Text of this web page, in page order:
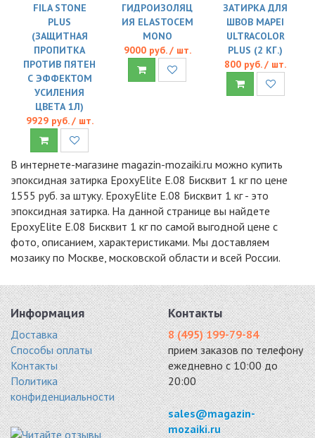
FILA STONE
PLUS
(ЗАЩИТНАЯ
ПРОПИТКА
ПРОТИВ ПЯТЕН
С ЭФФЕКТОМ
УСИЛЕНИЯ
ЦВЕТА 1Л)
9929 руб. / шт.
ГИДРОИЗОЛЯЦ
ИЯ ELASTOCEM
MONO
9000 руб. / шт.
ЗАТИРКА ДЛЯ
ШВОВ MAPEI
ULTRACOLOR
PLUS (2 КГ.)
800 руб. / шт.
В интернете-магазине magazin-mozaiki.ru можно купить
эпоксидная затирка EpoxyElite E.08 Бисквит 1 кг по цене
1555 руб. за штуку. EpoxyElite E.08 Бисквит 1 кг - это
эпоксидная затирка. На данной странице вы найдете
EpoxyElite E.08 Бисквит 1 кг по самой выгодной цене с
фото, описанием, характеристиками. Мы доставляем
мозаику по Москве, московской области и всей России.
Информация
Доставка
Способы оплаты
Контакты
Политика
конфиденциальности
Контакты
8 (495) 199-79-84
прием заказов по телефону
ежедневно с 10:00 до
20:00
sales@magazin-
mozaiki.ru